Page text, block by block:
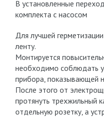
В установленные
комплекта с насосом
Для лучшей
ленту.
Монтируется
необходимо соблюдать
прибора, показывающей
После этого от
протянуть трехжильный
отдельную розетку, а